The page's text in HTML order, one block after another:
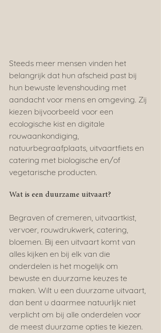
Steeds meer mensen vinden het
belangrijk dat hun afscheid past bij
hun bewuste levenshouding met
aandacht voor mens en omgeving. Zij
kiezen bijvoorbeeld voor een
ecologische kist en digitale
rouwaankondiging,
natuurbegraafplaats, uitvaartfiets en
catering met biologische en/of
vegetarische producten.
Wat is een duurzame uitvaart?
Begraven of cremeren, uitvaartkist,
vervoer, rouwdrukwerk, catering,
bloemen. Bij een uitvaart komt van
alles kijken en bij elk van die
onderdelen is het mogelijk om
bewuste en duurzame keuzes te
maken. Wilt u een duurzame uitvaart,
dan bent u daarmee natuurlijk niet
verplicht om bij alle onderdelen voor
de meest duurzame opties te kiezen.